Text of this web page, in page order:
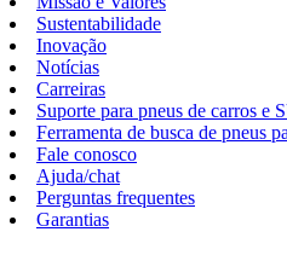
Sustentabilidade
Inovação
Notícias
Carreiras
Suporte para pneus de carros e
Ferramenta de busca de pneus
Fale conosco
Ajuda/chat
Perguntas frequentes
Garantias